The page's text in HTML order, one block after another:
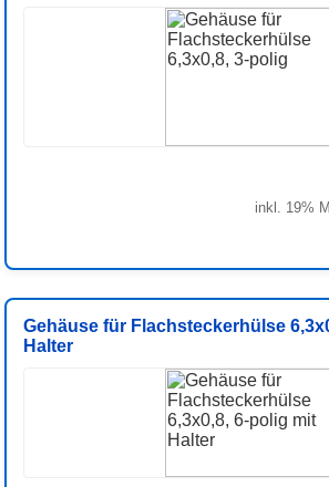
inkl. 19%
Gehäuse für Flachsteckerhülse
Halter